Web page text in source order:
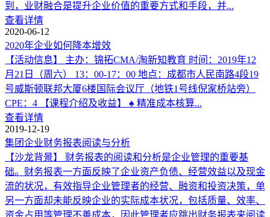
到，业财融合是提升企业价值的重要方式和手段，并...
查看详情
2020-06-12
2020年企业如何降本增效
【活动信息】 主办：锦拓CMA/淘新知教育 时间：2019年12
月21日（周六） 13：00-17：00 地点：成都市人民南路4段19
号威斯顿联邦大厦6楼国际会议厅（地铁1号线倪家桥站旁）
CPE：4 【课程介绍及收益】 ♠ 精准成本核算...
查看详情
2019-12-19
集团企业财务报表阅读与分析
【沙龙背景】 财务报表的阅读和分析是企业管理的重要基
础。财务报表一方面反映了企业资产负债、经营效益以及现金
流的状况，有效指导企业管理者的经营、融资和投资决策，单
另一方面却未能反映企业的实际成本状况，包括质量、效率、
资金占用等管理不善成本，因此管理者应跳出财务报表来阅读